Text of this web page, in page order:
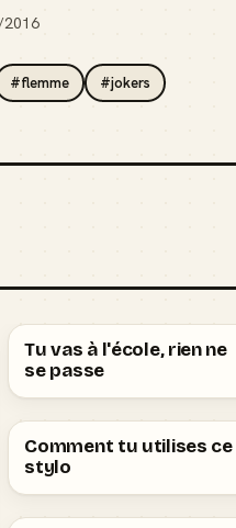
#flemme #jokers
Tu vas à l'école, rien ne
se passe
Comment tu utilises ce
stylo